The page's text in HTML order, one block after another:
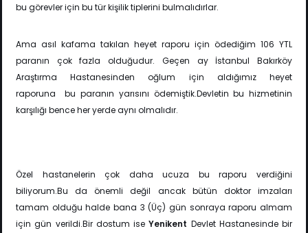
bu görevler için bu tür kişiliktiplerini bulmalıdırlar.
Ama asıl kafama takılan heyet raporu için ödediğim 106 YTL
paranın çok fazla olduğudur. Geçen ay İstanbul Bakırköy
Araştırma Hastanesinden oğlum için aldığımız heyet
raporuna
bu paranın yarısını ödemiştik.Devletin bu hizmetinin
karşılığı bence her yerde aynı olmalıdır.
Özel hastanelerin çok daha ucuza bu raporu verdiğini
biliyorum.Bu da önemli değil ancak bütün doktor imzaları
tamam olduğu halde bana 3 (Üç) gün sonraya raporu almam
için gün verildi.Bir dostum iseYenikent Devlet Hastanesinde bir